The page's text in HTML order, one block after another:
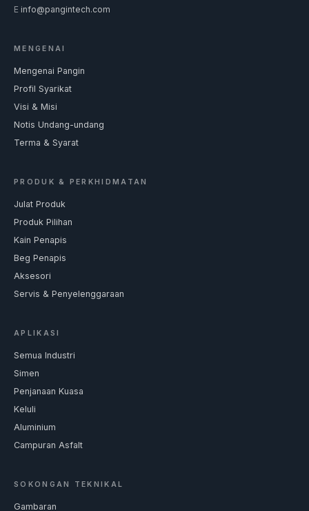
E info@pangintech.com
MENGENAI
Mengenai Pangin
Profil Syarikat
Visi & Misi
Notis Undang-undang
Terma & Syarat
PRODUK & PERKHIDMATAN
Julat Produk
Produk Pilihan
Kain Penapis
Beg Penapis
Aksesori
Servis & Penyelenggaraan
APLIKASI
Semua Industri
Simen
Penjanaan Kuasa
Keluli
Aluminium
Campuran Asfalt
SOKONGAN TEKNIKAL
Gambaran